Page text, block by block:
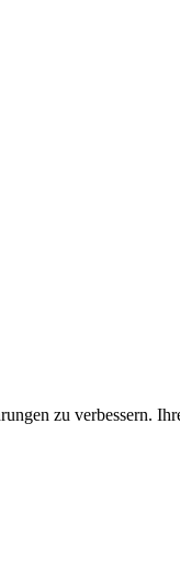
zu verbessern.